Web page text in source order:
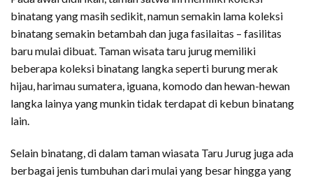
Pada awal didirikan, taman satwa ini memiliki koleksi
binatang yang masih sedikit, namun semakin lama koleksi
binatang semakin betambah dan juga fasilaitas – fasilitas
baru mulai dibuat. Taman wisata taru jurug memiliki
beberapa koleksi binatang langka seperti burung merak
hijau, harimau sumatera, iguana, komodo dan hewan-hewan
langka lainya yang munkin tidak terdapat di kebun binatang
Selain binatang, di dalam taman wiasata Taru Jurug juga ada